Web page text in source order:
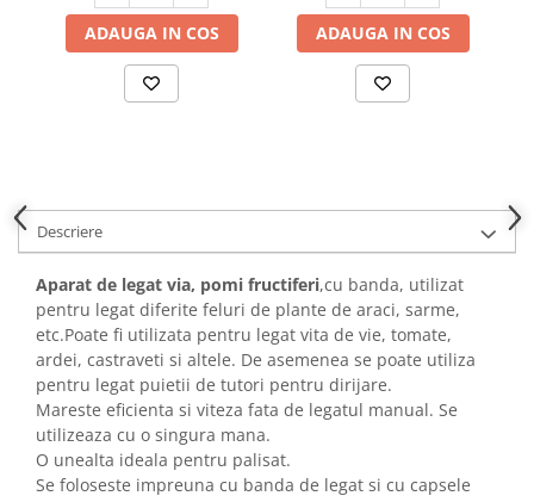
Hote bucatarie
Consumabile
Hote insula
Hote telescopice
Hote traditionale
Masini de Spalat Rufe & Uscatoare
Accesorii masini de spalat &
uscatoare
Masini automate de spalat rufe
Masini de spalat rufe cu uscator
Masini de spalat rufe verticale
Uscatoare de rufe
ADAUGA IN COS ADAUGA IN COS
Descriere
Aparat de legat via, pomi fructiferi,cu banda, utilizat
pentru legat diferite feluri de plante de araci, sarme,
etc.Poate fi utilizata pentru legat vita de vie, tomate,
ardei, castraveti si altele. De asemenea se poate utiliza
pentru legat puietii de tutori pentru dirijare.
Mareste eficienta si viteza fata de legatul manual. Se
utilizeaza cu o singura mana.
O unealta ideala pentru palisat.
Se foloseste impreuna cu banda de legat si cu capsele